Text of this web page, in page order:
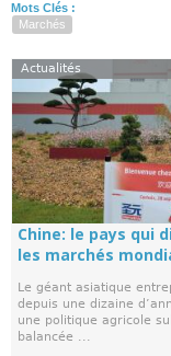
Mots Clés :
Marchés
Actualités
Chine: le pays qui
les marchés
Le géant asiatique
depuis une dizaine
une politique agricole
balancée ...